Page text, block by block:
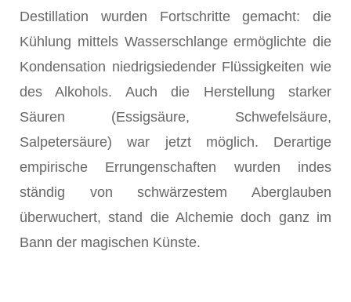
Destillation wurden Fortschritte gemacht: die
Kühlung mittels Wasserschlange ermöglichte die
Kondensation niedrigsiedender Flüssigkeiten wie
des Alkohols. Auch die Herstellung starker
Säuren (Essigsäure, Schwefelsäure,
Salpetersäure) war jetzt möglich. Derartige
empirische Errungenschaften wurden indes
ständig von schwärzestem Aberglauben
überwuchert, stand die Alchemie doch ganz im
Bann der magischen Künste.